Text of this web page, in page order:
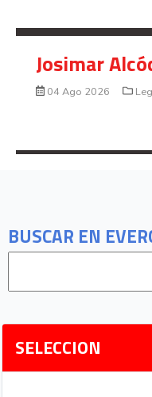
BUSCAR EN
SELECCION
Josimar
04 Ago 2026